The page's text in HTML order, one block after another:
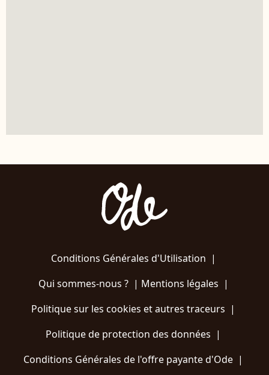
Conditions Générales d'Utilisation |
Qui sommes-nous ?| Mentions légales |
Politique sur les cookies et autres traceurs |
Politique de protection des données |
Conditions Générales de l'offre payante d'Ode |